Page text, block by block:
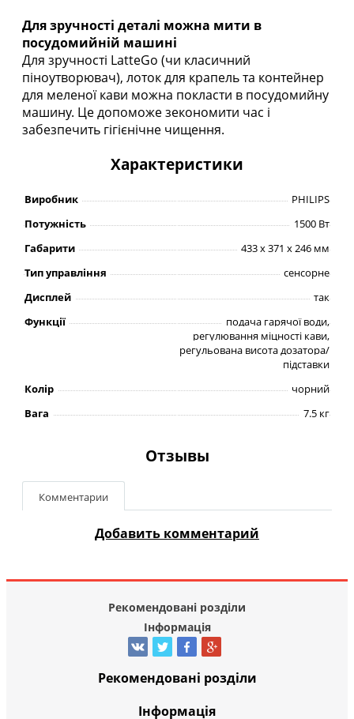
Для зручності деталі можна мити в
посудомийній машині
Для зручності LatteGo (чи класичний
піноутворювач), лоток для крапель та контейнер
для меленої кави можна покласти в посудомийну
машину. Це допоможе зекономити час і
забезпечить гігієнічне чищення.
Характеристики
Виробник
PHILIPS
Потужність
1500 Вт
Габарити
433 х 371 х 246 мм
Тип управління
сенсорне
Дисплей
так
Функції
подача гарячої води,
регулювання міцності кави,
регульована висота дозатора/
підставки
Колір
чорний
Вага
7.5 кг
Отзывы
Комментарии
Добавить комментарий
Рекомендовані розділи
Інформація
Рекомендовані розділи
Інформація